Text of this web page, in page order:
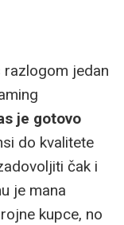
jedan
je gotovo
do kvalitete
čak i
je mana
kupce, no